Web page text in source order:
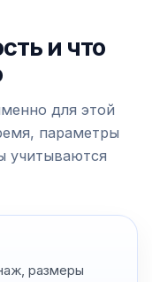
и что
для этой
параметры
учитываются
размеры